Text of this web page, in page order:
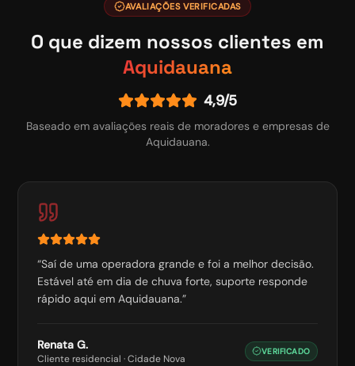
AVALIAÇÕES VERIFICADAS
O que dizem nossos clientes em
Aquidauana
4,9/5
Baseado em avaliações reais de moradores e empresas de
Aquidauana.
“Saí de uma operadora grande e foi a melhor decisão.
Estável até em dia de chuva forte, suporte responde
rápido aqui em Aquidauana.”
Renata G.
Cliente residencial ·Cidade Nova
VERIFICADO